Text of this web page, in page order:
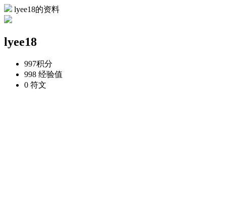
lyee18的资料
lyee18
997积分
998 经验值
0 符文